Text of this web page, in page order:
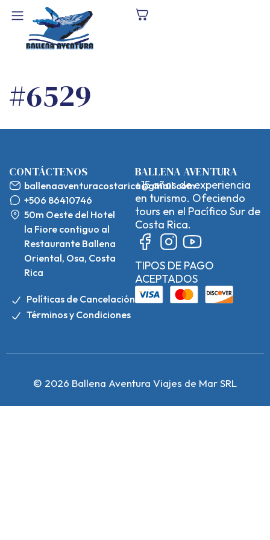
#6529
CONTÁCTENOS
ballenaaventuracostarica@gmail.com
+506 86410746
50m Oeste del Hotel
la Fiore contiguo al
Restaurante Ballena
Oriental, Osa, Costa
Rica
Políticas de Cancelación
Términos y Condiciones
BALLENA AVENTURA
+15 años de experiencia
en turismo. Ofeciendo
tours en el Pacífico Sur de
Costa Rica.
TIPOS DE PAGO
ACEPTADOS
© 2026 Ballena Aventura Viajes de Mar SRL